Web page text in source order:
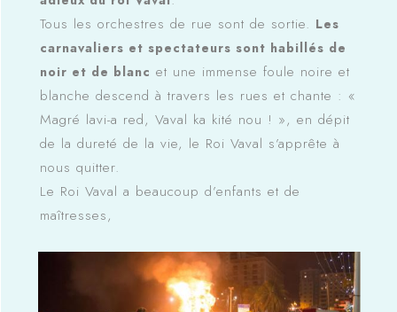
Tous les orchestres de rue sont de sortie. Les
carnavaliers et spectateurs sont habillés de
noir et de blanc et une immense foule noire et
blanche descend à travers les rues et chante : «
Magré lavi-a red, Vaval ka kité nou ! », en dépit
de la dureté de la vie, le Roi Vaval s’apprête à
nous quitter.
Le Roi Vaval a beaucoup d’enfants et de
maîtresses,